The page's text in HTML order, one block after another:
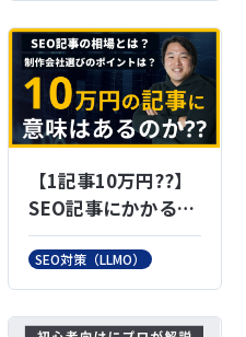
【1記事10万円??】
SEO記事にかかる費
用とは？｜費用別の
特徴も徹底解説
SEO対策（LLMO）